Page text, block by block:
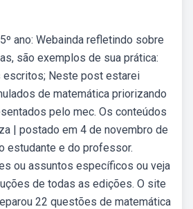
ano: Webainda refletindo sobre
são exemplos de sua prática:
escritos; Neste post estarei
de matemática priorizando
pelo mec. Os conteúdos
| postado em 4 de novembro de
estudante e do professor.
ou assuntos específicos ou veja
de todas as edições. O site
22 questões de matemática